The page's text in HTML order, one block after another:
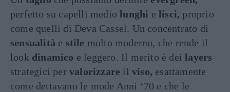
perfetto su capelli medio lunghi e lisci, proprio
come quelli di Deva Cassel. Un concentrato di
sensualità e stile molto moderno, che rende il
look dinamico e leggero. Il merito è dei layers
strategici per valorizzare ilviso, esattamente
come dettavano le mode Anni ‘70 e che le